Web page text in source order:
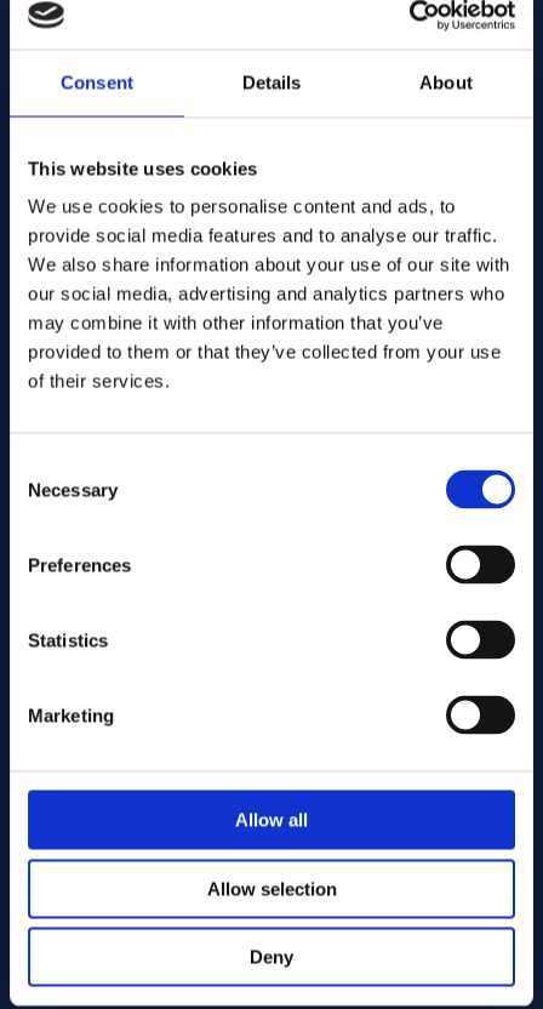
Consent Details About
This website uses cookies
We use cookies to personalise content and ads, to
provide social media features and to analyse our traffic.
We also share information about your use of our site with
our social media, advertising and analytics partners who
may combine it with other information that you’ve
provided to them or that they’ve collected from your use
of their services.
Selection
Necessary
Preferences
Statistics
Marketing
Allow all
Allow selection
Deny
Menge eingeben
Ihre Nachricht
Cutting services